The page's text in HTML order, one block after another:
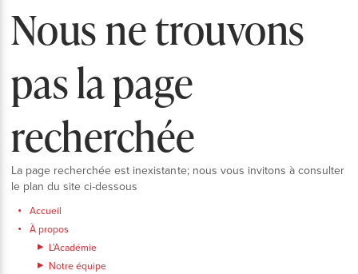
Nous ne trouvons
pas la page
recherchée
La page recherchée est inexistante; nous vous invitons à consulter
le plan du site ci-dessous
Accueil
À propos
L'Académie
Notre équipe